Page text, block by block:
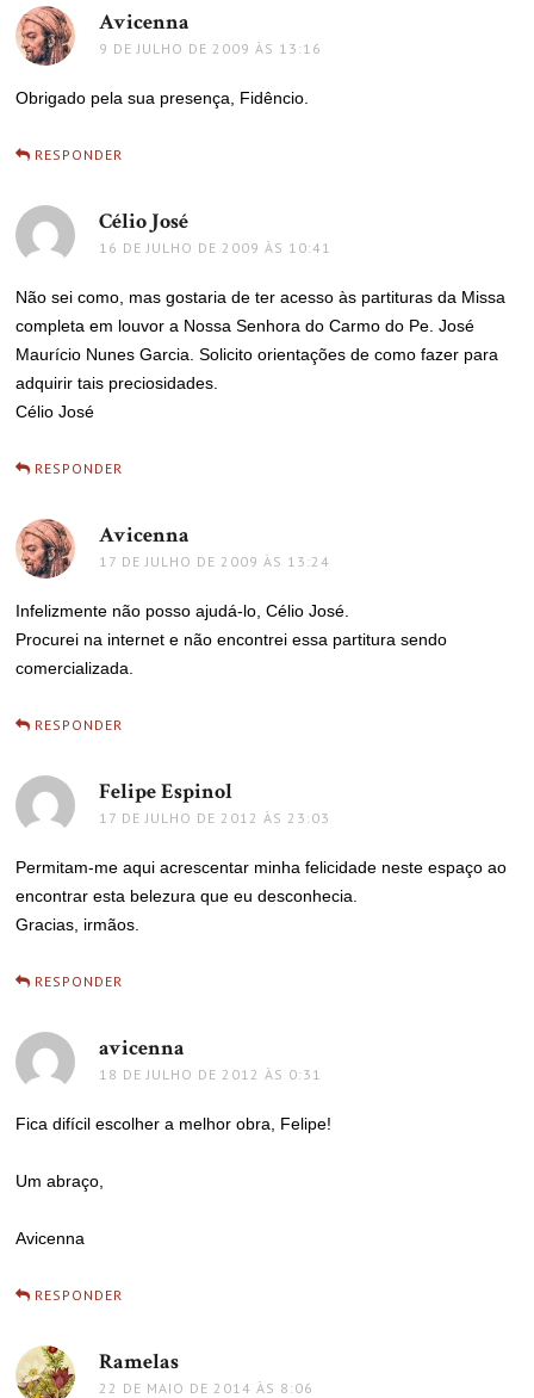
Avicenna
9 DE JULHO DE 2009 ÀS 13:16
Obrigado pela sua presença, Fidêncio.
RESPONDER
Célio José
16 DE JULHO DE 2009 ÀS 10:41
Não sei como, mas gostaria de ter acesso às partituras da Missa
completa em louvor a Nossa Senhora do Carmo do Pe. José
Maurício Nunes Garcia. Solicito orientações de como fazer para
adquirir tais preciosidades.
Célio José
RESPONDER
Avicenna
17 DE JULHO DE 2009 ÀS 13:24
Infelizmente não posso ajudá-lo, Célio José.
Procurei na internet e não encontrei essa partitura sendo
comercializada.
RESPONDER
Felipe Espinol
17 DE JULHO DE 2012 ÀS 23:03
Permitam-me aqui acrescentar minha felicidade neste espaço ao
encontrar esta belezura que eu desconhecia.
Gracias, irmãos.
RESPONDER
avicenna
18 DE JULHO DE 2012 ÀS 0:31
Fica difícil escolher a melhor obra, Felipe!
Um abraço,
Avicenna
RESPONDER
Ramelas
22 DE MAIO DE 2014 ÀS 8:06